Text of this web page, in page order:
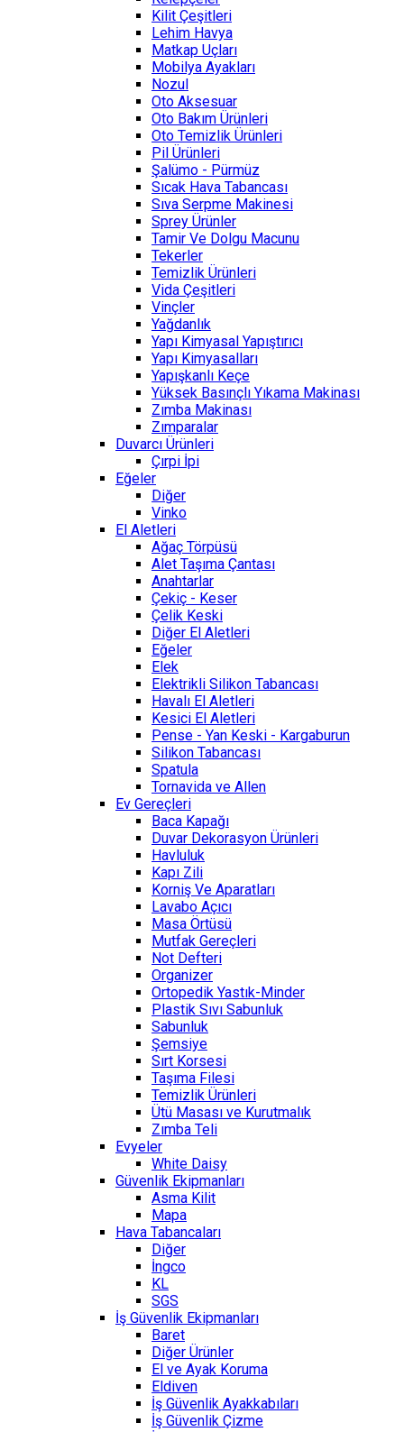
Kilit Çeşitleri
Lehim Havya
Matkap Uçları
Mobilya Ayakları
Nozul
Oto Aksesuar
Oto Bakım Ürünleri
Oto Temizlik Ürünleri
Pil Ürünleri
Şalümo - Pürmüz
Sıcak Hava Tabancası
Sıva Serpme Makinesi
Sprey Ürünler
Tamir Ve Dolgu Macunu
Tekerler
Temizlik Ürünleri
Vida Çeşitleri
Vinçler
Yağdanlık
Yapı Kimyasal Yapıştırıcı
Yapı Kimyasalları
Yapışkanlı Keçe
Yüksek Basınçlı Yıkama Makinası
Zımba Makinası
Zımparalar
Duvarcı Ürünleri
Çırpi İpi
Eğeler
Diğer
Vinko
El Aletleri
Ağaç Törpüsü
Alet Taşıma Çantası
Anahtarlar
Çekiç - Keser
Çelik Keski
Diğer El Aletleri
Eğeler
Elek
Elektrikli Silikon Tabancası
Havalı El Aletleri
Kesici El Aletleri
Pense - Yan Keski - Kargaburun
Silikon Tabancası
Spatula
Tornavida ve Allen
Ev Gereçleri
Baca Kapağı
Duvar Dekorasyon Ürünleri
Havluluk
Kapı Zili
Korniş Ve Aparatları
Lavabo Açıcı
Masa Örtüsü
Mutfak Gereçleri
Not Defteri
Organizer
Ortopedik Yastık-Minder
Plastik Sıvı Sabunluk
Sabunluk
Şemsiye
Sırt Korsesi
Taşıma Filesi
Temizlik Ürünleri
Ütü Masası ve Kurutmalık
Zımba Teli
Evyeler
White Daisy
Güvenlik Ekipmanları
Asma Kilit
Mapa
Hava Tabancaları
Diğer
İngco
KL
SGS
İş Güvenlik Ekipmanları
Baret
Diğer Ürünler
El ve Ayak Koruma
Eldiven
İş Güvenlik Ayakkabıları
İş Güvenlik Çizme